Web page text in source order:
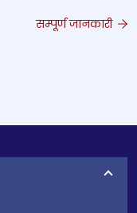
सम्पूर्ण जानकारी